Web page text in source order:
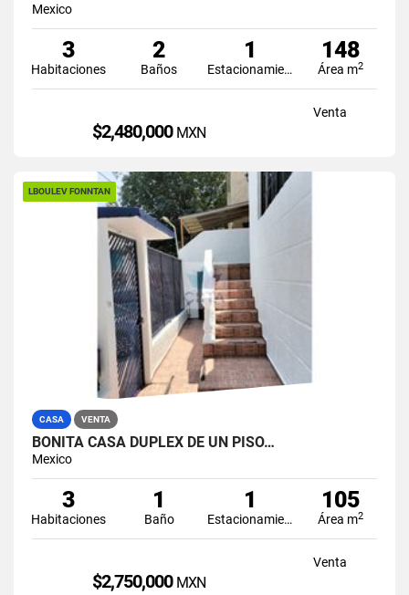
Mexico
3
Habitaciones
2
Baños
1
Estacionamiento
148
Área m2
Venta
$2,480,000 MXN
LBOULEV FONNTAN
CASA VENTA
BONITA CASA DUPLEX DE UN PISO…
Mexico
3
Habitaciones
1
Baño
1
Estacionamiento
105
Área m2
Venta
$2,750,000 MXN